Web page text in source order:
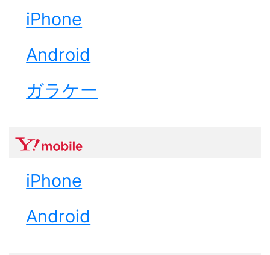
iPhone
Android
ガラケー
iPhone
Android